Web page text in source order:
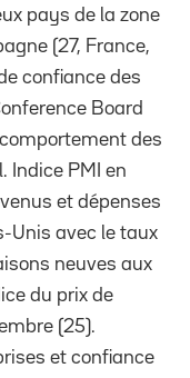
pays de la zone
(27, France,
confiance des
Board
des
Indice PMI en
et dépenses
Unis avec le taux
neuves aux
du prix de
(25).
et confiance